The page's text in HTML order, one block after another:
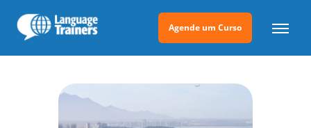
Agende um Curso